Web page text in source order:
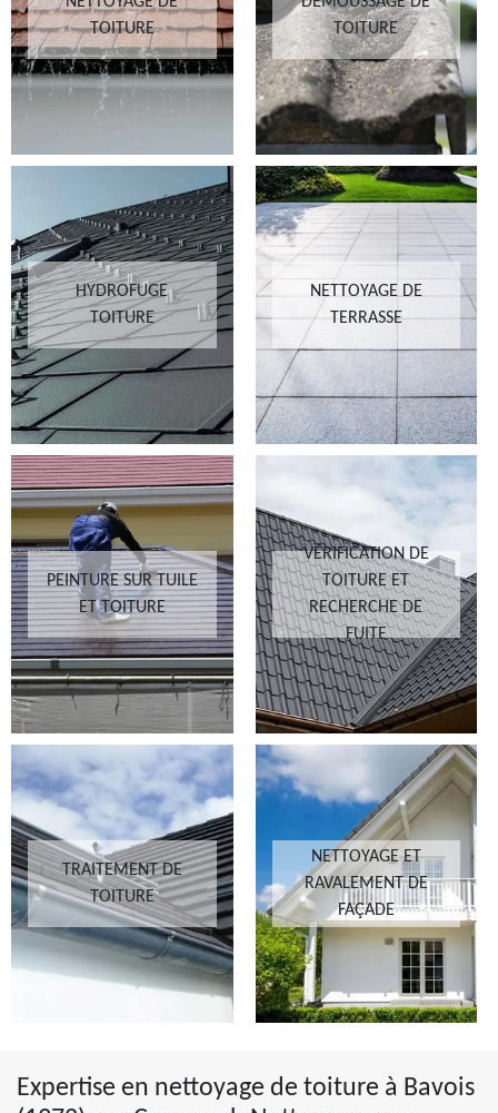
TOITURE
TOITURE
HYDROFUGE
TOITURE
NETTOYAGE DE
TERRASSE
PEINTURE SUR TUILE
ET TOITURE
VÉRIFICATION DE
TOITURE ET
RECHERCHE DE
FUITE
TRAITEMENT DE
TOITURE
NETTOYAGE ET
RAVALEMENT DE
FAÇADE
Expertise en nettoyage de toiture à Bavois